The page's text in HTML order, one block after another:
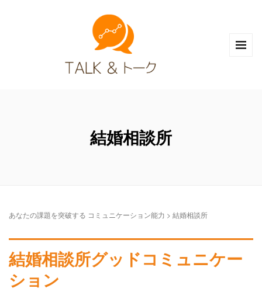
結婚相談所
あなたの課題を突破する コミュニケーション能力 > 結婚相談所
結婚相談所グッドコミュニケー
ション